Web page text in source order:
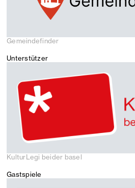
Gemeindefinder
Unterstützer
KulturLegi beider basel
Gastspiele